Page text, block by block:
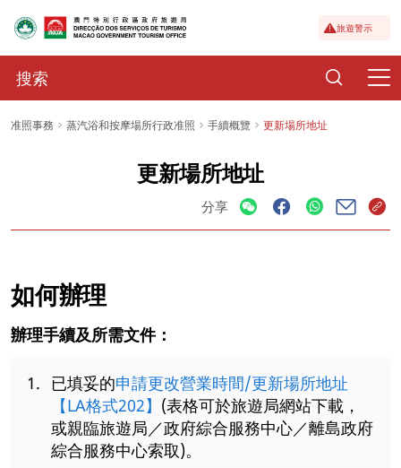
旅遊警示
准照事務 蒸汽浴和按摩場所行政准照 手續概覽 更新場所地址
更新場所地址
分享
如何辦理
辦理手續及所需文件：
已填妥的申請更改營業時間/更新場所地址
【LA格式202】 (表格可於旅遊局網站下載，
或親臨旅遊局／政府綜合服務中心／離島政府
綜合服務中心索取)。